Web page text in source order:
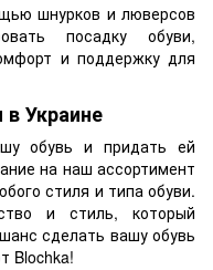
шнурков и люверсов
посадку обуви,
и поддержку для
Украине
обувь и придать ей
на наш ассортимент
стиля и типа обуви.
и стиль, который
сделать вашу обувь
Blochka!